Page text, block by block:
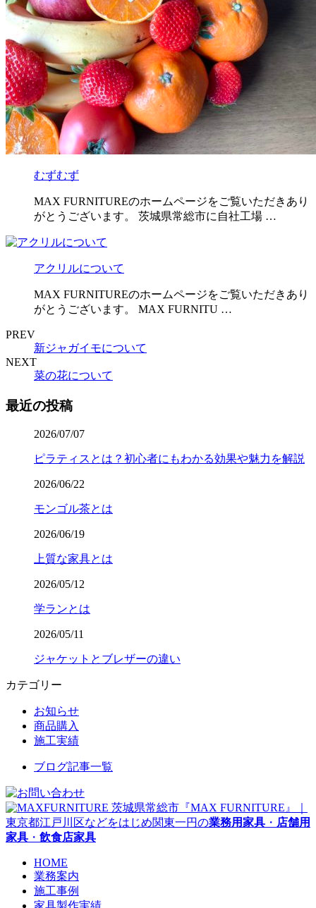
むずむず
MAX FURNITUREのホームページをご覧いただきあり
がとうございます。 茨城県常総市に自社工場 …
アクリルについて
MAX FURNITUREのホームページをご覧いただきあり
がとうございます。 MAX FURNITU …
PREV
新ジャガイモについて
NEXT
菜の花について
最近の投稿
2026/07/07
ピラティスとは？初心者にもわかる効果や魅力を解説
2026/06/22
モンゴル茶とは
2026/06/19
上質な家具とは
2026/05/12
学ランとは
2026/05/11
ジャケットとブレザーの違い
カテゴリー
お知らせ
商品購入
施工実績
ブログ記事一覧
茨城県常総市『MAX FURNITURE』｜
東京都江戸川区などをはじめ関東一円の業務用家具 ・ 店舗用
家具 ・ 飲食店家具
HOME
業務案内
施工事例